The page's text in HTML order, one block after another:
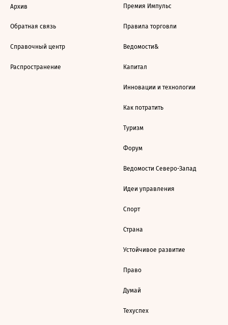
Архив
Обратная связь
Справочный центр
Распространение
Премия Импульс
Правила торговли
Ведомости&
Капитал
Инновации и технологии
Как потратить
Туризм
Форум
Ведомости Северо-Запад
Идеи управления
Спорт
Страна
Устойчивое развитие
Право
Думай
Техуспех